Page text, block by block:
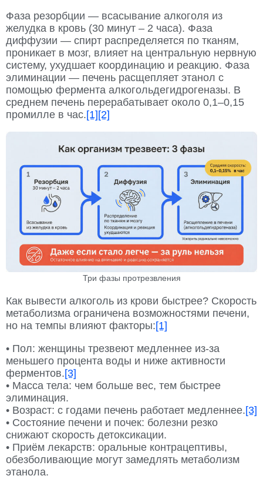
Фаза резорбции — всасывание алкоголя из
желудка в кровь (30 минут – 2 часа). Фаза
диффузии — спирт распределяется по тканям,
проникает в мозг, влияет на центральную нервную
систему, ухудшает координацию и реакцию. Фаза
элиминации — печень расщепляет этанол с
помощью фермента алкогольдегидрогеназы. В
среднем печень перерабатывает около 0,1–0,15
промилле в час.[1] [2]
Три фазы протрезвления
Как вывести алкоголь из крови быстрее? Скорость
метаболизма ограничена возможностями печени,
но на темпы влияют факторы:[1]
• Пол: женщины трезвеют медленнее из-за
меньшего процента воды и ниже активности
ферментов.[3]
• Масса тела: чем больше вес, тем быстрее
элиминация.
• Возраст: с годами печень работает медленнее.[3]
• Состояние печени и почек: болезни резко
снижают скорость детоксикации.
• Приём лекарств: оральные контрацептивы,
обезболивающие могут замедлять метаболизм
этанола.